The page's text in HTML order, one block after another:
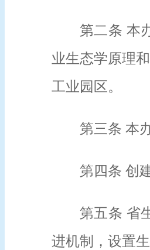
第二条 本
业生态学原理
工业园区。
第三条 本
第四条 创
第五条 省
进机制，设置